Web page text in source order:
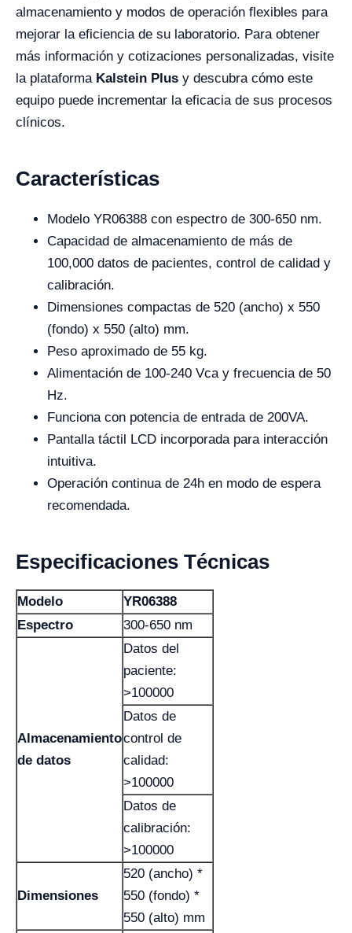
almacenamiento y modos de operación flexibles para
mejorar la eficiencia de su laboratorio. Para obtener
más información y cotizaciones personalizadas, visite
la plataforma Kalstein Plus y descubra cómo este
equipo puede incrementar la eficacia de sus procesos
clínicos.
Características
Modelo YR06388 con espectro de 300-650 nm.
Capacidad de almacenamiento de más de
100,000 datos de pacientes, control de calidad y
calibración.
Dimensiones compactas de 520 (ancho) x 550
(fondo) x 550 (alto) mm.
Peso aproximado de 55 kg.
Alimentación de 100-240 Vca y frecuencia de 50
Hz.
Funciona con potencia de entrada de 200VA.
Pantalla táctil LCD incorporada para interacción
intuitiva.
Operación continua de 24h en modo de espera
recomendada.
Especificaciones Técnicas
Modelo
YR06388
Espectro
300-650 nm
Almacenamiento
de datos
Datos del
paciente:
>100000
Datos de
control de
calidad:
>100000
Datos de
calibración:
>100000
Dimensiones
520 (ancho) *
550 (fondo) *
550 (alto) mm